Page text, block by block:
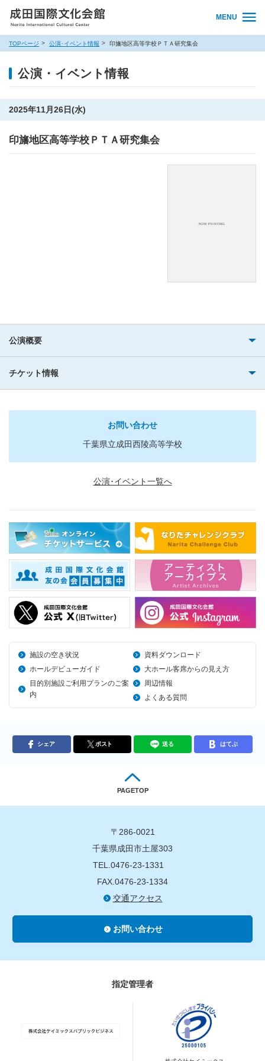
MENU
TOPページ 公演･イベント情報 印旛地区高等学校ＰＴＡ研究集会
公演・イベント情報
2025年11月26日(水)
印旛地区高等学校ＰＴＡ研究集会
公演概要
チケット情報
お問い合わせ
千葉県立成田西陵高等学校
公演･イベント一覧へ
施設の空き状況
資料ダウンロード
ホールデビューガイド
大ホール客席からの見え方
目的別施設ご利用プランのご案
内
周辺情報
よくある質問
シェア ポスト 送る はてぶ
PAGETOP
〒286-0021
千葉県成田市土屋303
TEL.0476-23-1331
FAX.0476-23-1334
交通アクセス
お問い合わせ
指定管理者